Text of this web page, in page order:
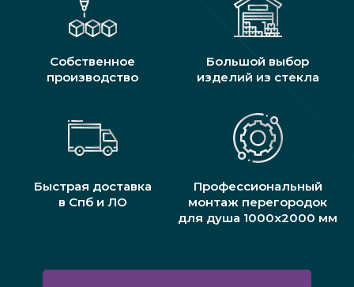
Собственное
производство
Большой выбор
изделий из стекла
Быстрая доставка
в Спб и ЛО
Профессиональный
монтаж перегородок
для душа 1000х2000 мм